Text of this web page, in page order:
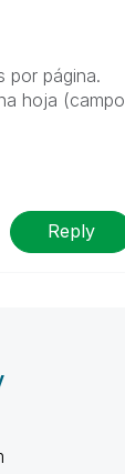
por página.
hoja (campo
Reply